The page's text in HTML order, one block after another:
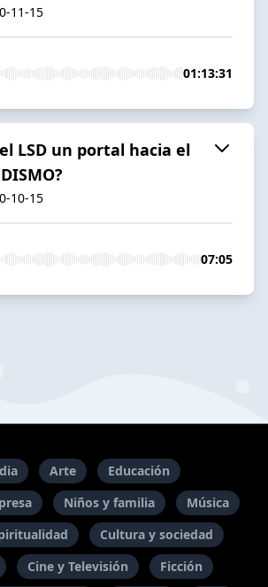
11-15
01:13:31
LSD un portal hacia el
10-15
07:05
Arte
Educación
Niños y familia
Música
Cultura y sociedad
Cine y Televisión Ficción